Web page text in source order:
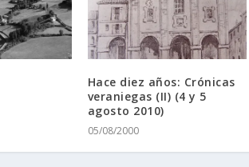
Hace diez años: Crónicas
veraniegas (II) (4 y 5
agosto 2010)
05/08/2000